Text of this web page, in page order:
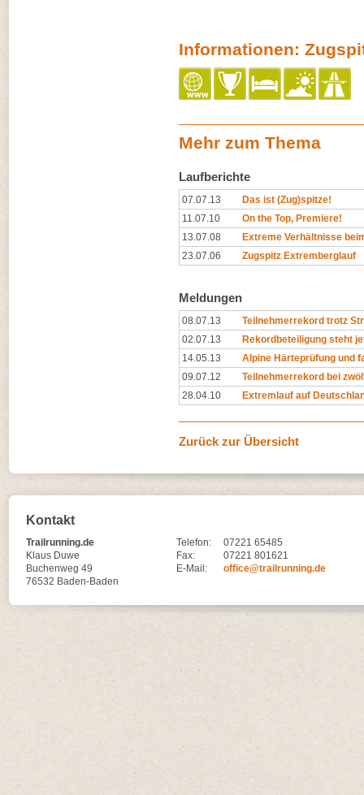
Informationen:
Mehr zum Thema
Laufberichte
07.07.13
Das ist (Zug)spitze!
11.07.10
On the Top, Premiere!
13.07.08
Extreme Verhältnisse
23.07.06
Zugspitz Extremberglauf
Meldungen
08.07.13
Teilnehmerrekord trotz
02.07.13
Rekordbeteiligung steht
14.05.13
Alpine Härteprüfung und
09.07.12
Teilnehmerrekord bei
28.04.10
Extremlauf auf
Zurück zur Übersicht
Kontakt
Trailrunning.de
Klaus Duwe
Buchenweg 49
76532 Baden-Baden
Telefon:
07221 65485
Fax:
07221 801621
E-Mail:
office@trailrunning.de